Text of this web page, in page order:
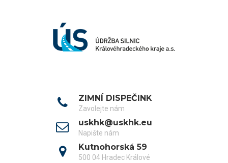
ZIMNÍ DISPEČINK
Zavolejte nám
uskhk@uskhk.eu
Napište nám
Kutnohorská 59
500 04 Hradec Králové